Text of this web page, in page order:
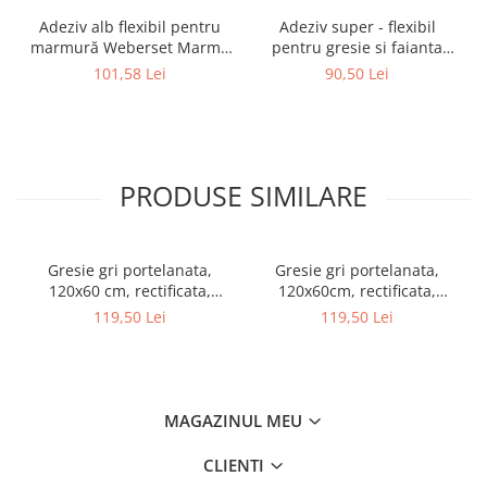
Adeziv alb flexibil pentru
marmură Weberset Marmo
Plus, 25 kg
101,58 Lei
Adeziv super - flexibil
pentru gresie si faianta
Ceresit CM 17, interior /
90,50 Lei
PRODUSE SIMILARE
Gresie gri portelanata,
120x60 cm, rectificata,
Colectie LUX-ARCTIC - 6493-
119,50 Lei
Gresie gri portelanata,
120x60cm, rectificata,
nuanta inschisa, Colectie
119,50 Lei
MAGAZINUL MEU
CLIENTI